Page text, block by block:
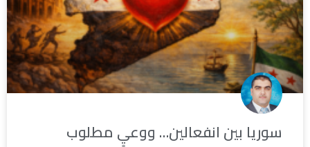
سوريا بين انفعالين… ووعيٍ مطلوب